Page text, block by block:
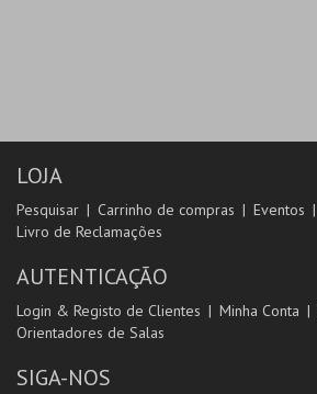
LOJA
Pesquisar Carrinho de compras Eventos
Livro de Reclamações
AUTENTICAÇÃO
Login & Registo de Clientes Minha Conta
Orientadores de Salas
SIGA-NOS